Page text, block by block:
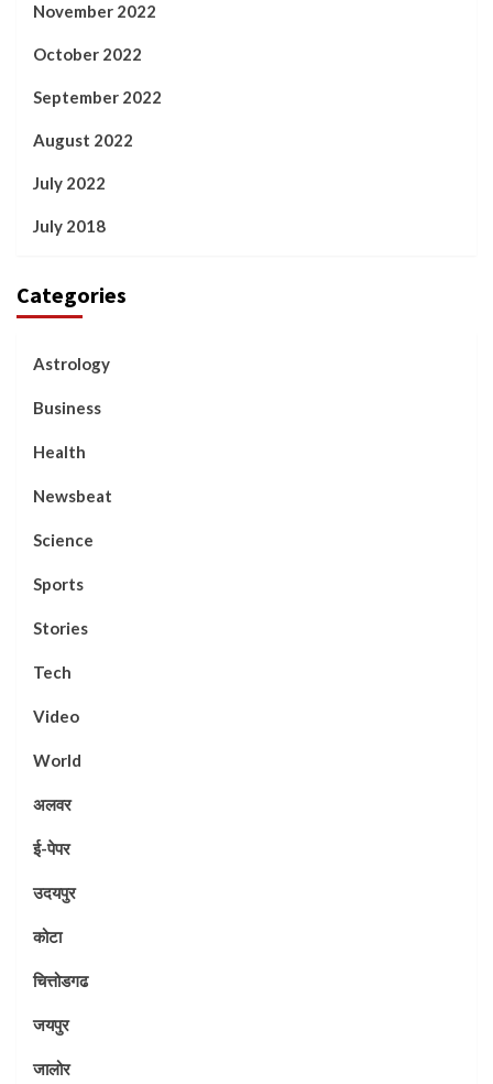
November 2022
October 2022
September 2022
August 2022
July 2022
July 2018
Categories
Astrology
Business
Health
Newsbeat
Science
Sports
Stories
Tech
Video
World
अलवर
ई-पेपर
उदयपुर
कोटा
चित्तोडगढ
जयपुर
जालोर